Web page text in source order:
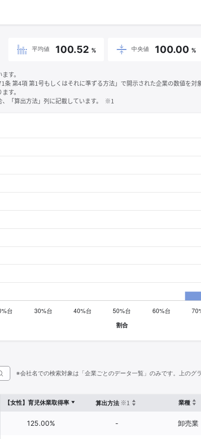
平均値 100.52 % 中央値 100.00 %
す。
第4項 第1号もしくはそれに準ずる方法」で開示された企業の数値を対
す。
「算出方法」列に記載しています。 ※1
※会社名での検索対象は「企業ごとのデータ一覧」のみです。上のグ
【女性】育児休業取得率 算出方法 ※1 業種
125.00% - 卸売業